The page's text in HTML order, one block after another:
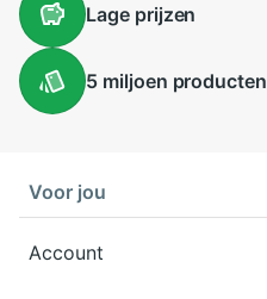
Lageprijzen
5 miljoen producten
Voor jou
Account